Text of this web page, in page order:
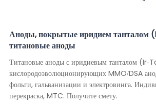
Аноды, покрытые иридием танталом
титановые аноды
Титановые аноды с иридиевым танталом
кислородоэволюционирующих MMO/DSA
фольги, гальванизации и электровинга.
перекраска, MTC. Получите смету.